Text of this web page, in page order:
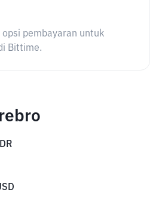
opsi pembayaran untuk
Bittime.